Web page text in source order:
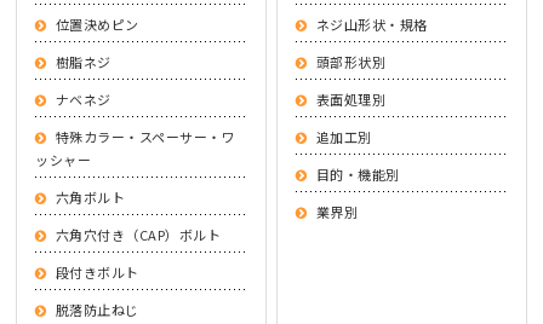
位置決めピン
樹脂ネジ
ナベネジ
特殊カラー・スペーサー・ワ
ッシャー
六角ボルト
六角穴付き（CAP）ボルト
段付きボルト
脱落防止ねじ
ネジ山形状・規格
頭部形状別
表面処理別
追加工別
目的・機能別
業界別